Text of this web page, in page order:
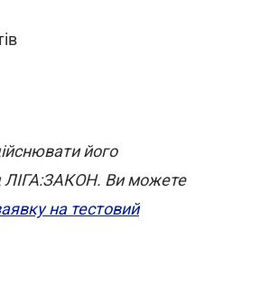
його
ЛІГА:ЗАКОН. Ви можете
на тестовий